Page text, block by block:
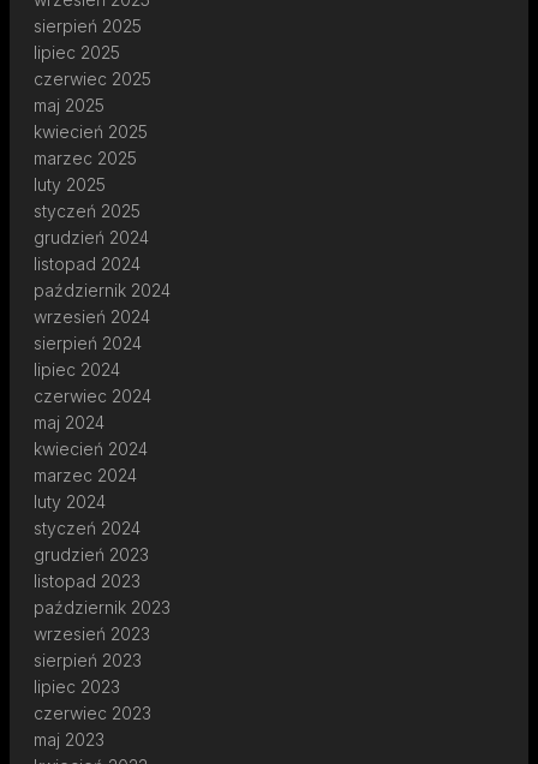
sierpień 2025
lipiec 2025
czerwiec 2025
maj 2025
kwiecień 2025
marzec 2025
luty 2025
styczeń 2025
grudzień 2024
listopad 2024
październik 2024
wrzesień 2024
sierpień 2024
lipiec 2024
czerwiec 2024
maj 2024
kwiecień 2024
marzec 2024
luty 2024
styczeń 2024
grudzień 2023
listopad 2023
październik 2023
wrzesień 2023
sierpień 2023
lipiec 2023
czerwiec 2023
maj 2023